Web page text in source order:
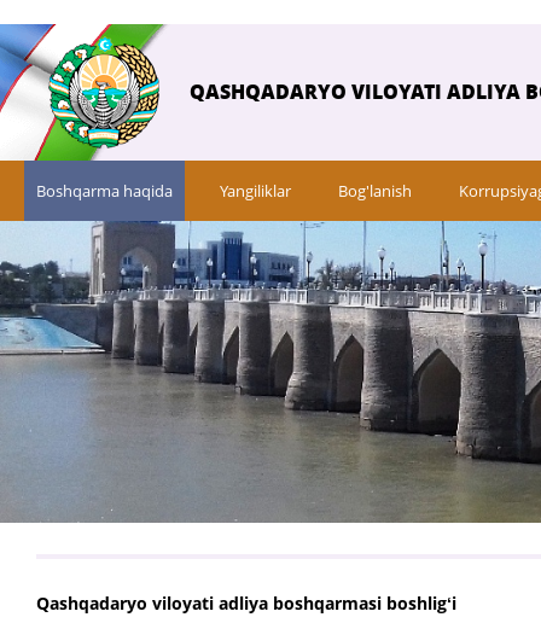
QASHQADARYO VILOYATI ADLIYA
Boshqarma haqida Yangiliklar Bog'lanish
Qashqadaryo viloyati adliya boshqarmasi boshligʻi